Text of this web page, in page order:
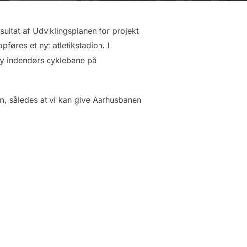
af Udviklingsplanen for projekt
et nyt atletikstadion. I
indendørs cyklebane på
således at vi kan give Aarhusbanen